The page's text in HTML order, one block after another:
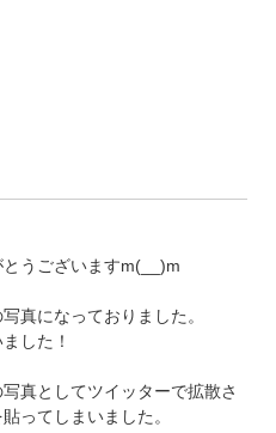
うございますm(__)m
真になっておりました。
した！
真としてツイッターで拡散さ
ってしまいました。